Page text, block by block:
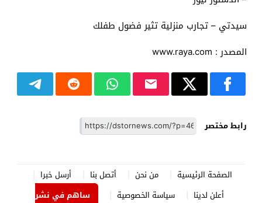
سيدتي – تجارب منزلية تثير فضول طفلك
المصدر : www.raya.com
رابط مختصر
الصفحة الرئيسية من نحن أتصل بنا
أرسل خبرا
أعلن لدينا
سياسة الخصوصية ساهم في نشر